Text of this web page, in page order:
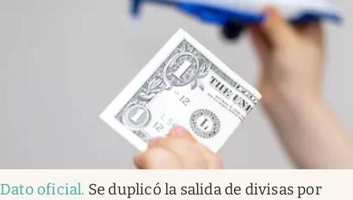
Dato oficial. Se duplicó la salida de divisas por